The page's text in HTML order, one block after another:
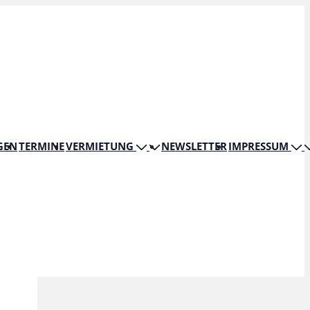
TERMINEVERMIETUNG NEWSLETTERIMPRESSUM